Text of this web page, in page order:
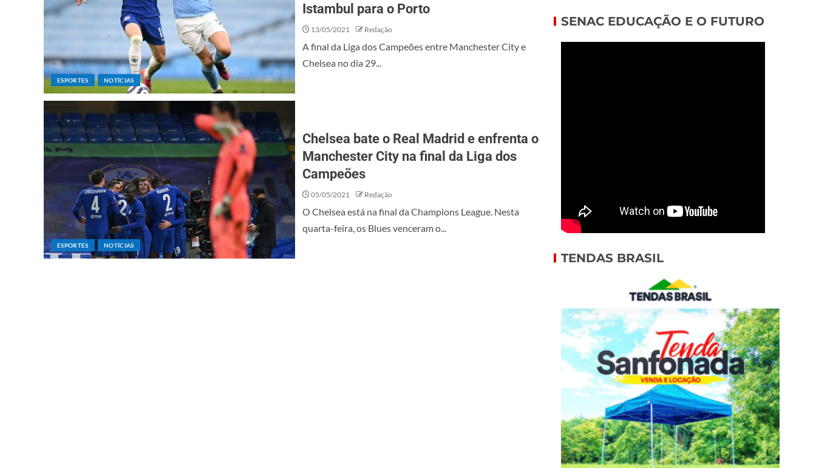
ESPORTES NOTÍCIAS
Istambul para o Porto
13/05/2021 Redação
A final da Liga dos Campeões entre Manchester City e
Chelsea no dia 29...
ESPORTES NOTÍCIAS
Chelsea bate o Real Madrid e enfrenta o
Manchester City na final da Liga dos
Campeões
05/05/2021 Redação
O Chelsea está na final da Champions League. Nesta
quarta-feira, os Blues venceram o...
SENAC EDUCAÇÃO E O FUTURO
TENDAS BRASIL